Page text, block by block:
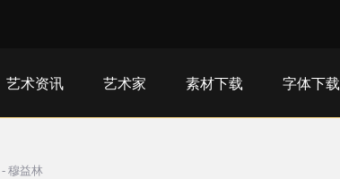
艺术资讯 艺术家 素材下载 字体下载
- 穆益林